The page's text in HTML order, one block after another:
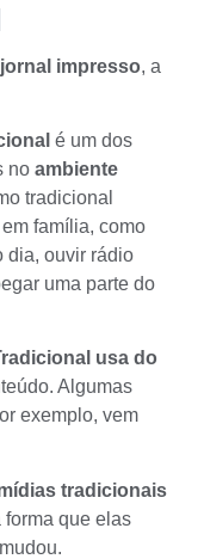
jornal impresso, a
é um dos
no ambiente
tradicional
família, como
dia, ouvir rádio
uma parte do
usa do
Algumas
exemplo, vem
tradicionais
forma que elas
mudou.